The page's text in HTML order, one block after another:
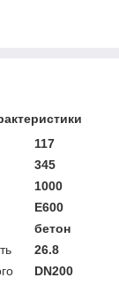
117
345
1000
E600
бетон
26.8
DN200